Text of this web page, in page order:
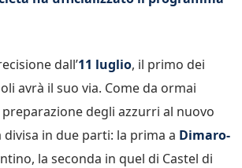
dall’11 luglio, il primo dei
avrà il suo via. Come da ormai
degli azzurri al nuovo
in due parti: la prima a Dimaro-
la seconda in quel di Castel di